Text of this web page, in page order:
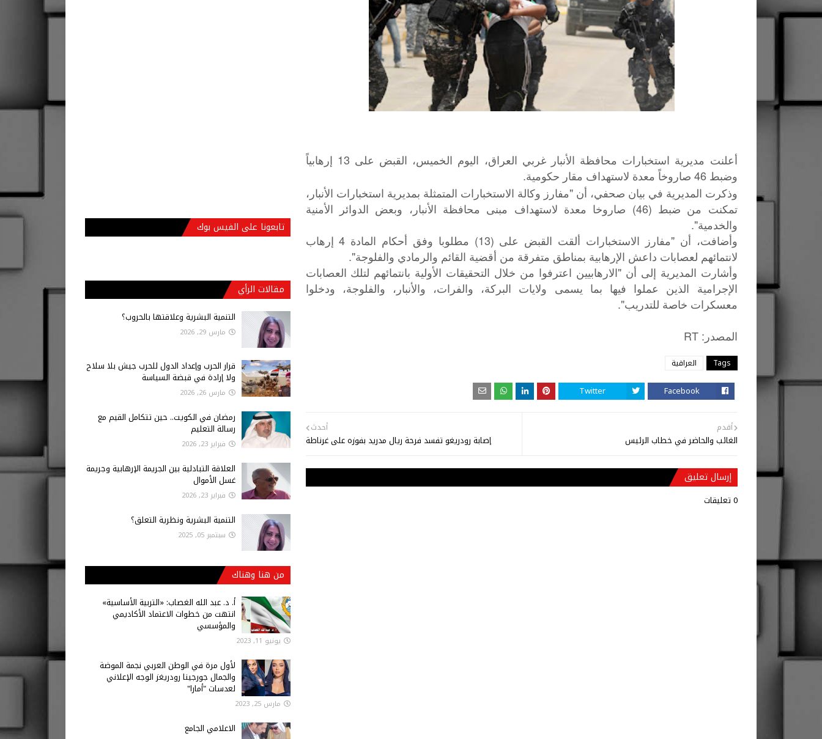
أعلنت مديرية استخبارات محافظة الأنبار غربي العراق، اليوم الخميس، القبض على 13 إرهابياً
وضبط 46 صاروخاً معدة لاستهداف مقار حكومية.
وذكرت المديرية في بيان صحفي، أن "مفارز وكالة الاستخبارات المتمثلة بمديرية استخبارات الأنبار،
تمكنت من ضبط (46) صاروخا معدة لاستهداف مبنى محافظة الأنبار، وبعض الدوائر الأمنية
والخدمية".
وأضافت، أن "مفارز الاستخبارات ألقت القبض على (13) مطلوبا وفق أحكام المادة 4 إرهاب
لانتمائهم لعصابات داعش الإرهابية بمناطق متفرقة من أقضية القائم والرمادي والفلوجة".
وأشارت المديرية إلى أن "الارهابيين اعترفوا من خلال التحقيقات الأولية بانتمائهم لتلك العصابات
الإجرامية الذين عملوا فيها بما يسمى ولايات البركة، والفرات، والأنبار، والفلوجة، ودخلوا
معسكرات خاصة للتدريب".
المصدر : RT
Tags العراقية
Facebook
Twitter
أحدث
إصابة رودريغو تفسد فرحة ريال مدريد بفوزه على غرناطة
أقدم
الغائب والحاضر في خطاب الرئيس
إرسال تعليق
0 تعليقات
تابعونا على الفيس بوك
مقالات الرأي
التنمية البشرية وعلاقتها بالحروب؟
مارس 29, 2026
قرار الحرب وإعداد الدول للحرب جيش بلا سلاح
ولا إرادة في قبضة السياسة
مارس 26, 2026
رمضان في الكويت.. حين تتكامل القيم مع
رسالة التعليم
فبراير 23, 2026
العلاقة التبادلية بين الجريمة الإرهابية وجريمة
غسل الأموال
فبراير 23, 2026
التنمية البشرية ونظرية التعلق؟
سبتمبر 05, 2025
من هنا وهناك
أ‌. د. عبد الله الغصاب: «التربية الأساسية»
انتهت من خطوات الاعتماد الأكاديمي
والمؤسسي
يونيو 11, 2023
لأول مرة في الوطن العربي نجمة الموضة
والجمال جورجينا رودريغز الوجه الإعلاني
لعدسات "أمارا"
مارس 25, 2023
الاعلامي الجامع